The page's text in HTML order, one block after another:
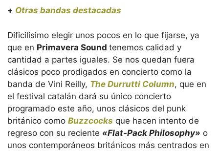
+ Otras bandas destacadas
Dificilisimo elegir unos pocos en lo que fijarse, ya
que en Primavera Sound tenemos calidad y
cantidad a partes iguales. Se nos quedan fuera
clásicos poco prodigados en concierto como la
banda de Vini Reilly, The Durrutti Column, que en
el festival catalán dará su único concierto
programado este año, unos clásicos del punk
británico como Buzzcocks que hacen intento de
regreso con su reciente «Flat-Pack Philosophy» o
unos contemporáneos británicos más centrados en